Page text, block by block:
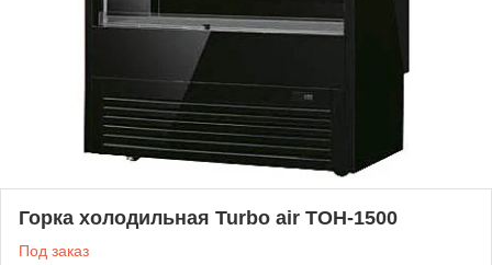
Горка холодильная Turbo air TOH-1500
Под заказ